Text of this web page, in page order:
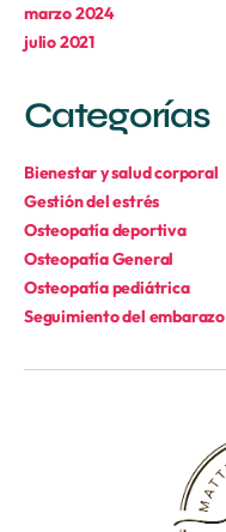
marzo 2024
julio 2021
Categorías
Bienestar y salud corporal
Gestión del estrés
Osteopatía deportiva
Osteopatía General
Osteopatía pediátrica
Seguimiento del embarazo